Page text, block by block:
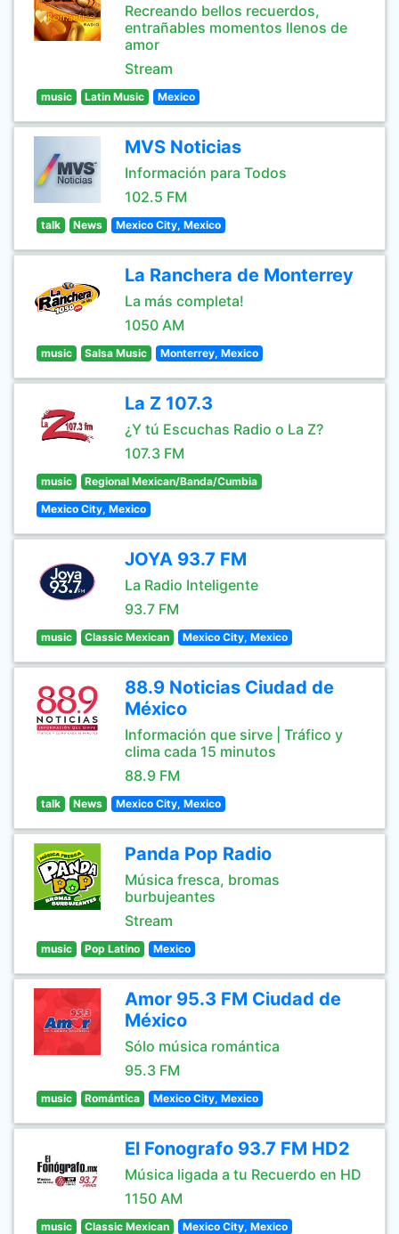
Recreando bellos recuerdos,
entrañables momentos llenos de
amor
Stream
music Latin Music Mexico
MVS Noticias
Información para Todos
102.5 FM
talk News Mexico City, Mexico
La Ranchera de Monterrey
La más completa!
1050 AM
music Salsa Music Monterrey, Mexico
La Z 107.3
¿Y tú Escuchas Radio o La Z?
107.3 FM
music Regional Mexican/Banda/Cumbia
Mexico City, Mexico
JOYA 93.7 FM
La Radio Inteligente
93.7 FM
music Classic Mexican Mexico City, Mexico
88.9 Noticias Ciudad de
México
Información que sirve | Tráfico y
clima cada 15 minutos
88.9 FM
talk News Mexico City, Mexico
Panda Pop Radio
Música fresca, bromas
burbujeantes
Stream
music Pop Latino Mexico
Amor 95.3 FM Ciudad de
México
Sólo música romántica
95.3 FM
music Romántica Mexico City, Mexico
El Fonografo 93.7 FM HD2
Música ligada a tu Recuerdo en HD
1150 AM
music Classic Mexican Mexico City, Mexico